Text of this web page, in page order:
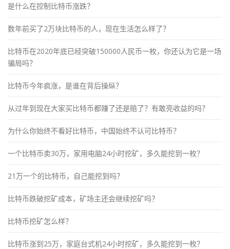
是什么在控制比特币涨跌？
数年前买了2万块比特币的人，现在生活怎么样了？
比特币在2020年底已经突破150000人民币一枚，你还认为它是一场
骗局吗？
比特币今年疯涨，是谁在背后操纵？
从过年到现在大家买比特币都赚了还是赔了？有敢亮收益的吗？
为什么你始终不看好比特币，中国始终不认可比特币？
一个比特币卖30万，家用电脑24小时挖矿，多久能挖到一枚？
21万一个的比特币，自己能挖到吗？
比特币跌破挖矿成本，矿场主还会继续挖矿吗？
比特币挖矿怎么样？
比特币涨到25万，家庭台式机24小时挖矿，多久能挖到一枚？